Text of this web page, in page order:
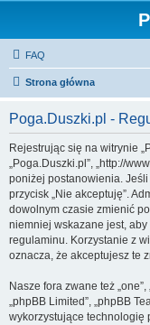
FAQ
Strona główna
Poga.Duszki.pl -
Rejestrując się na witrynie
„Poga.Duszki.pl”, „http://
poniżej postanowienia.
przycisk „Nie akceptuję”.
dowolnym czasie zmienić
niemniej wskazane jest,
regulaminu. Korzystanie z
oznacza, że akceptujesz te
Nasze fora zwane też „one”,
„phpBB Limited”, „phpBB
wykorzystujące technologię